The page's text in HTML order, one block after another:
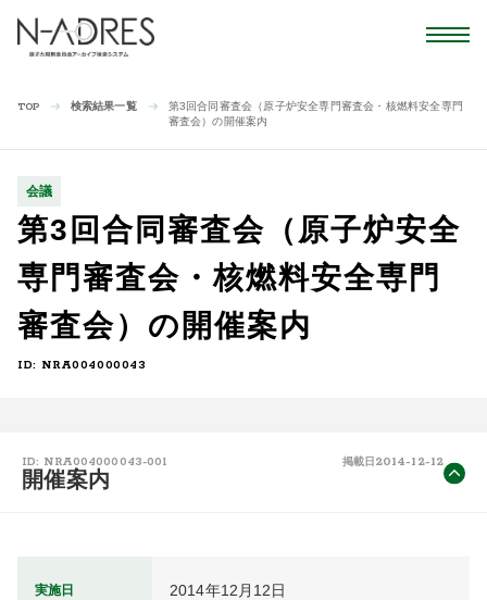
TOP 検索結果一覧
第3回合同審査会（原子炉安全専門審査会・核燃料安全専門
審査会）の開催案内
会議
第3回合同審査会（原子炉安全
専門審査会・核燃料安全専門
審査会）の開催案内
ID: NRA004000043
ID: NRA004000043-001 掲載日 2014-12-12
開催案内
実施日 2014年12月12日